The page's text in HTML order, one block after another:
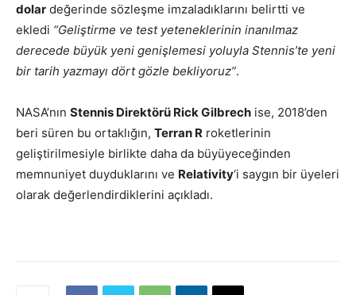
dolar değerinde sözleşme imzaladıklarını belirtti ve
ekledi “Geliştirme ve test yeteneklerinin inanılmaz
derecede büyük yeni genişlemesi yoluyla Stennis’te yeni
bir tarih yazmayı dört gözle bekliyoruz”.
NASA’nın Stennis Direktörü Rick Gilbrech ise, 2018’den
beri süren bu ortaklığın, Terran R roketlerinin
geliştirilmesiyle birlikte daha da büyüyeceğinden
memnuniyet duyduklarını ve Relativity‘i saygın bir üyeleri
olarak değerlendirdiklerini açıkladı.